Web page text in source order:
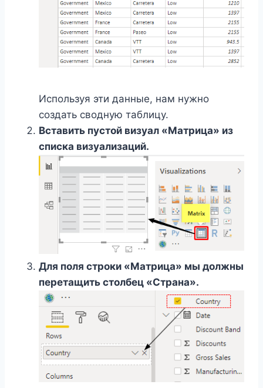
Используя эти данные, нам нужно
создать сводную таблицу.
Вставить пустой визуал «Матрица» из
списка визуализаций.
Для поля строки «Матрица» мы должны
перетащить столбец «Страна».